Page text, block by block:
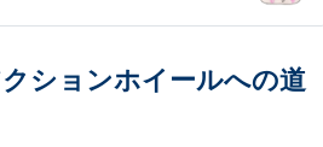
ションホイールへの道